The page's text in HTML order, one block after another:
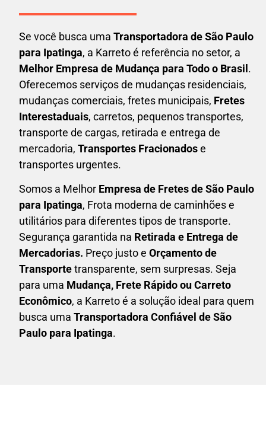
Se você busca uma Transportadora de São Paulo
para Ipatinga, a Karreto é referência no setor, a
Melhor Empresa de Mudança para Todo o Brasil.
Oferecemos serviços de mudanças residenciais,
mudanças comerciais, fretes municipais, Fretes
Interestaduais, carretos, pequenos transportes,
transporte de cargas, retirada e entrega de
mercadoria, Transportes Fracionadose
transportes urgentes.
Somos a Melhor Empresa de Fretesde São Paulo
para Ipatinga, Frota moderna de caminhões e
utilitários para diferentes tipos de transporte.
Segurança garantida na Retirada e Entrega de
Mercadorias. Preço justo e Orçamento de
Transportetransparente, sem surpresas. Seja
para uma Mudança, Frete Rápido ou Carreto
Econômico, a Karretoé a solução ideal para quem
busca uma Transportadora Confiável de São
Paulo para Ipatinga.